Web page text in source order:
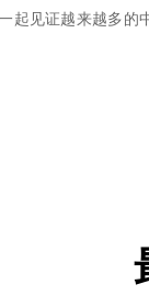
起见证越来越多的